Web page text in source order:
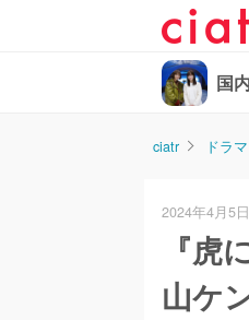
国
ciatr ドラマ
2024年4月5
『
山ケ